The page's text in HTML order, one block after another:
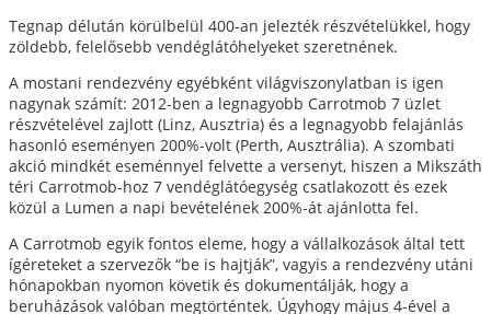
Tegnap délután körülbelül 400-an jelezték részvételükkel, hogy
zöldebb, felelősebb vendéglátóhelyeket szeretnének.
A mostani rendezvény egyébként világviszonylatban is igen
nagynak számít: 2012-ben a legnagyobb Carrotmob 7 üzlet
részvételével zajlott (Linz, Ausztria) és a legnagyobb felajánlás
hasonló eseményen 200%-volt (Perth, Ausztrália). A szombati
akció mindkét eseménnyel felvette a versenyt, hiszen a Mikszáth
téri Carrotmob-hoz 7 vendéglátóegység csatlakozott és ezek
közül a Lumen a napi bevételének 200%-át ajánlotta fel.
A Carrotmob egyik fontos eleme, hogy a vállalkozások által tett
ígéreteket a szervezők “be is hajtják”, vagyis a rendezvény utáni
hónapokban nyomon követik és dokumentálják, hogy a
beruházások valóban megtörténtek. Úgyhogy május 4-ével a